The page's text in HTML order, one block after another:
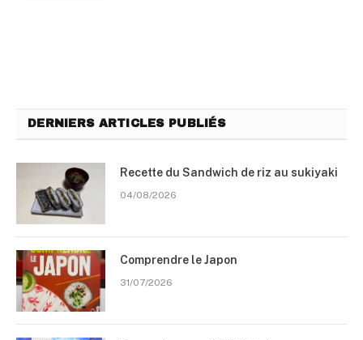
DERNIERS ARTICLES PUBLIÉS
Recette du Sandwich de riz au sukiyaki
04/08/2026
Comprendre le Japon
31/07/2026